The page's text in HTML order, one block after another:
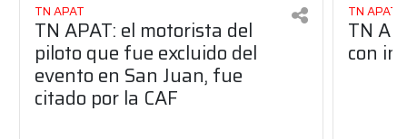
TN APAT
TN APAT: el motorista del
piloto que fue excluido del
evento en San Juan, fue
citado por la CAF
TN APAT
TN
con